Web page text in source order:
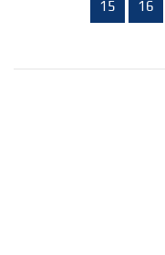
15 16